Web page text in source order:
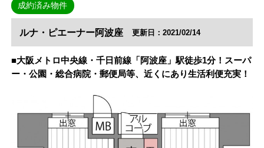
成約済み物件
ルナ・ピエーナー阿波座 更新日：2021/02/14
■大阪メトロ中央線・千日前線「阿波座」駅徒歩1分！スーパ
ー・公園・総合病院・郵便局等、近くにあり生活利便充実！